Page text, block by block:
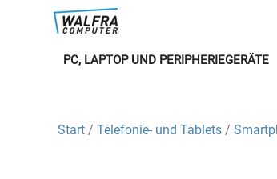
PC, LAPTOP UND PERIPHERIEGERÄTE
Start / Telefonie- und Tablets /